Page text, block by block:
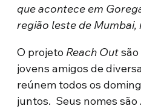
que acontece em
região leste de Mumbai,
O projeto Reach Out
jovens amigos de
reúnem todos os
juntos. Seus nomes